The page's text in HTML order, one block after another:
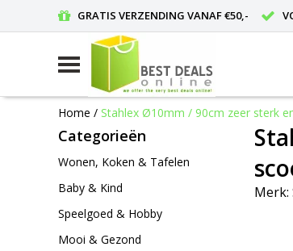
GRATIS VERZENDING VANAF €50,-
Home / Stahlex Ø10mm / 90cm zeer sterk
Categorieën
Wonen, Koken & Tafelen
Baby & Kind
Speelgoed & Hobby
Mooi & Gezond
Merk: